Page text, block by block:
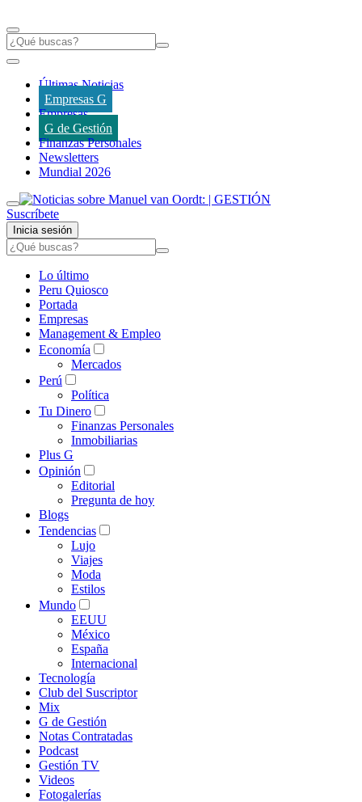
Últimas Noticias
Empresas G
Empresas
G de Gestión
Finanzas Personales
Newsletters
Mundial 2026
Suscríbete
Inicia sesión
Lo último
Peru Quiosco
Portada
Empresas
Management & Empleo
Economía
Mercados
Perú
Política
Tu Dinero
Finanzas Personales
Inmobiliarias
Plus G
Opinión
Editorial
Pregunta de hoy
Blogs
Tendencias
Lujo
Viajes
Moda
Estilos
Mundo
EEUU
México
España
Internacional
Tecnología
Club del Suscriptor
Mix
G de Gestión
Notas Contratadas
Podcast
Gestión TV
Videos
Fotogalerías